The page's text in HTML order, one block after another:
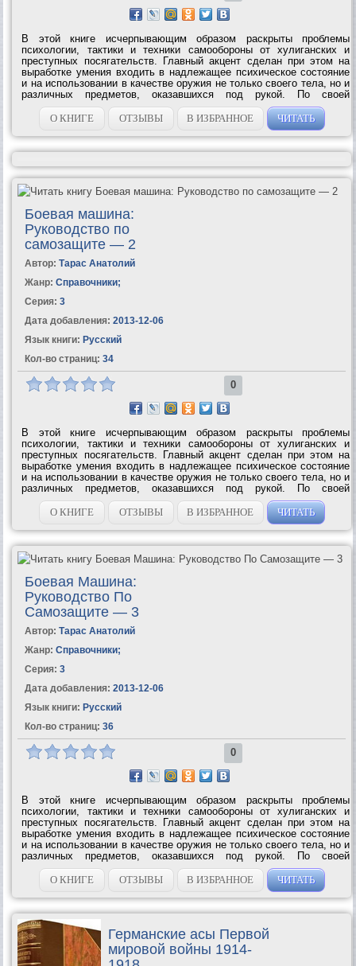
В этой книге исчерпывающим образом раскрыты проблемы
психологии, тактики и техники самообороны от хулиганских и
преступных посягательств. Главный акцент сделан при этом на
выработке умения входить в надлежащее психическое состояние
и на использовании в качестве оружия не только своего тела, но и
различных предметов, оказавшихся под рукой. По своей
информативности книга не имеет себе равных ни в отечественной,
ни в зарубежной...
О КНИГЕ ОТЗЫВЫ В ИЗБРАННОЕ ЧИТАТЬ
Боевая машина:
Руководство по
самозащите — 2
Автор: Тарас Анатолий
Жанр: Справочники;
Серия: 3
Дата добавления: 2013-12-06
Язык книги: Русский
Кол-во страниц: 34
0
В этой книге исчерпывающим образом раскрыты проблемы
психологии, тактики и техники самообороны от хулиганских и
преступных посягательств. Главный акцент сделан при этом на
выработке умения входить в надлежащее психическое состояние
и на использовании в качестве оружия не только своего тела, но и
различных предметов, оказавшихся под рукой. По своей
информативности книга не имеет себе равных ни в отечественной,
ни в зарубежной...
О КНИГЕ ОТЗЫВЫ В ИЗБРАННОЕ ЧИТАТЬ
Боевая Машина:
Руководство По
Самозащите — 3
Автор: Тарас Анатолий
Жанр: Справочники;
Серия: 3
Дата добавления: 2013-12-06
Язык книги: Русский
Кол-во страниц: 36
0
В этой книге исчерпывающим образом раскрыты проблемы
психологии, тактики и техники самообороны от хулиганских и
преступных посягательств. Главный акцент сделан при этом на
выработке умения входить в надлежащее психическое состояние
и на использовании в качестве оружия не только своего тела, но и
различных предметов, оказавшихся под рукой. По своей
информативности книга не имеет себе равных ни в отечественной,
ни в зарубежной...
О КНИГЕ ОТЗЫВЫ В ИЗБРАННОЕ ЧИТАТЬ
Германские асы Первой
мировой войны 1914-